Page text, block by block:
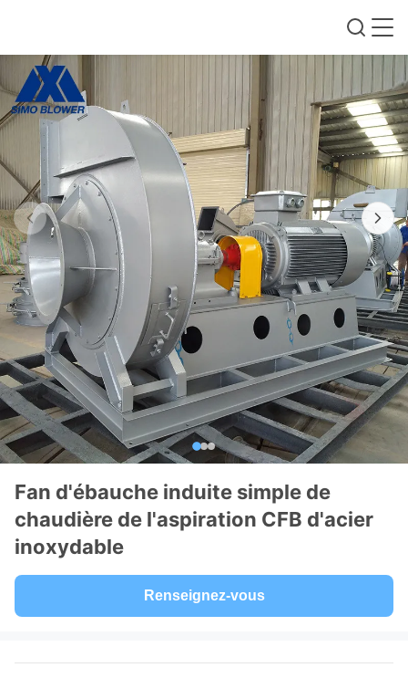
Fan d'ébauche induite simple de
chaudière de l'aspiration CFB d'acier
inoxydable
Renseignez-vous